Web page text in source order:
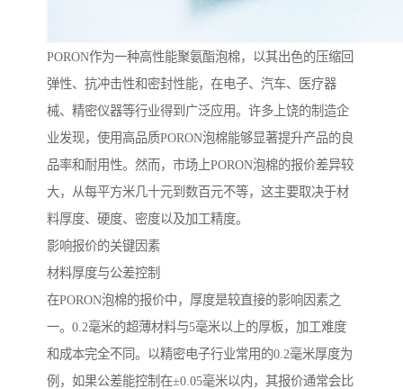
PORON作为一种高性能聚氨酯泡棉，以其出色的压缩回
弹性、抗冲击性和密封性能，在电子、汽车、医疗器
械、精密仪器等行业得到广泛应用。许多上饶的制造企
业发现，使用高品质PORON泡棉能够显著提升产品的良
品率和耐用性。然而，市场上PORON泡棉的报价差异较
大，从每平方米几十元到数百元不等，这主要取决于材
料厚度、硬度、密度以及加工精度。
影响报价的关键因素
材料厚度与公差控制
在PORON泡棉的报价中，厚度是较直接的影响因素之
一。0.2毫米的超薄材料与5毫米以上的厚板，加工难度
和成本完全不同。以精密电子行业常用的0.2毫米厚度为
例，如果公差能控制在±0.05毫米以内，其报价通常会比